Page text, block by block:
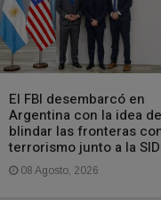
El FBI desembarcó en
Argentina con la idea de
blindar las fronteras
terrorismo junto a la
08 Agosto, 2026